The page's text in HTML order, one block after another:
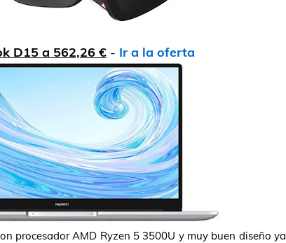
D15 a 562,26 € - Ir a la oferta
procesador AMD Ryzen 5 3500U y muy buen diseño ya